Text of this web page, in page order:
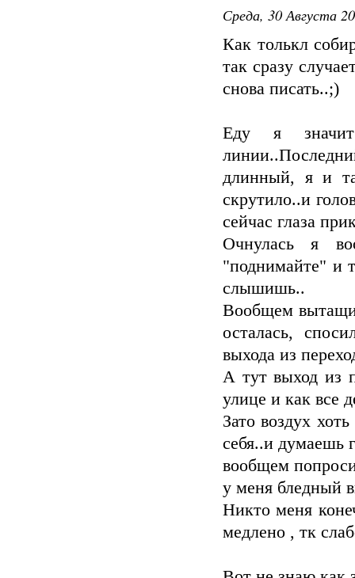
Среда, 30 Августа
Как толькл
так сразу
снова писать..;)
Еду я
длинный, я и
скрутило..и
сейчас глаза
Очнулась я
"поднимайте" и
слышишь..
Вообщем
осталась,
выхода из
А тут выход из
улице и как все
Зато воздух
себя..и думаешь
вообщем
у меня бледный
Никто меня
медлено , тк